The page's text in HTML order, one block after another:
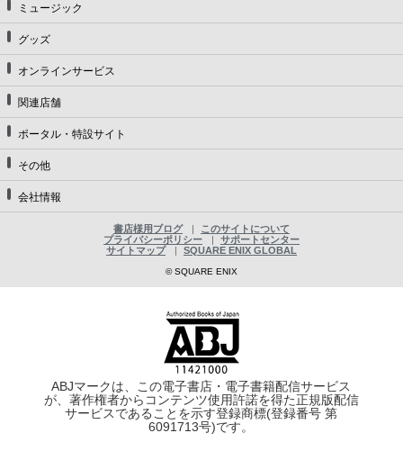
ミュージック
グッズ
オンラインサービス
関連店舗
ポータル・特設サイト
その他
会社情報
書店様用ブログ
このサイトについて
プライバシーポリシー
サポートセンター
サイトマップ
SQUARE ENIX GLOBAL
© SQUARE ENIX
ABJマークは、この電子書店・電子書籍配信サービス
が、著作権者からコンテンツ使用許諾を得た正規版配信
サービスであることを示す登録商標(登録番号 第
6091713号)です。